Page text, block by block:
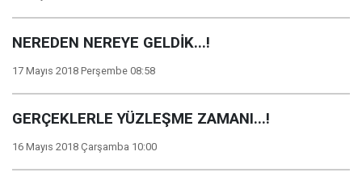
NEREDEN NEREYE GELDİK...!
17 Mayıs 2018 Perşembe 08:58
GERÇEKLERLE YÜZLEŞME ZAMANI...!
16 Mayıs 2018 Çarşamba 10:00